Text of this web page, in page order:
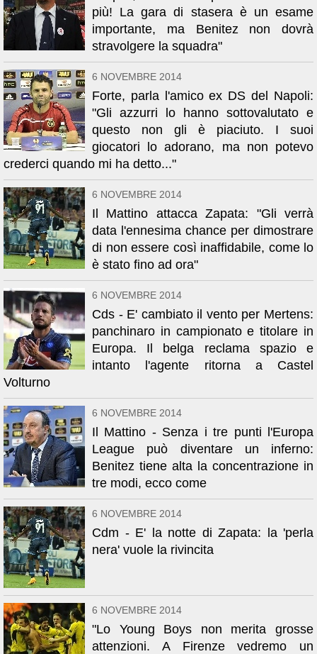
più! La gara di stasera è un esame
importante, ma Benitez non dovrà
stravolgere la squadra"
6 NOVEMBRE 2014
Forte, parla l'amico ex DS del Napoli:
"Gli azzurri lo hanno sottovalutato e
questo non gli è piaciuto. I suoi
giocatori lo adorano, ma non potevo
crederci quando mi ha detto..."
6 NOVEMBRE 2014
Il Mattino attacca Zapata: "Gli verrà
data l'ennesima chance per dimostrare
di non essere così inaffidabile, come lo
è stato fino ad ora"
6 NOVEMBRE 2014
Cds - E' cambiato il vento per Mertens:
panchinaro in campionato e titolare in
Europa. Il belga reclama spazio e
intanto l'agente ritorna a Castel
Volturno
6 NOVEMBRE 2014
Il Mattino - Senza i tre punti l'Europa
League può diventare un inferno:
Benitez tiene alta la concentrazione in
tre modi, ecco come
6 NOVEMBRE 2014
Cdm - E' la notte di Zapata: la 'perla
nera' vuole la rivincita
6 NOVEMBRE 2014
"Lo Young Boys non merita grosse
attenzioni. A Firenze vedremo un